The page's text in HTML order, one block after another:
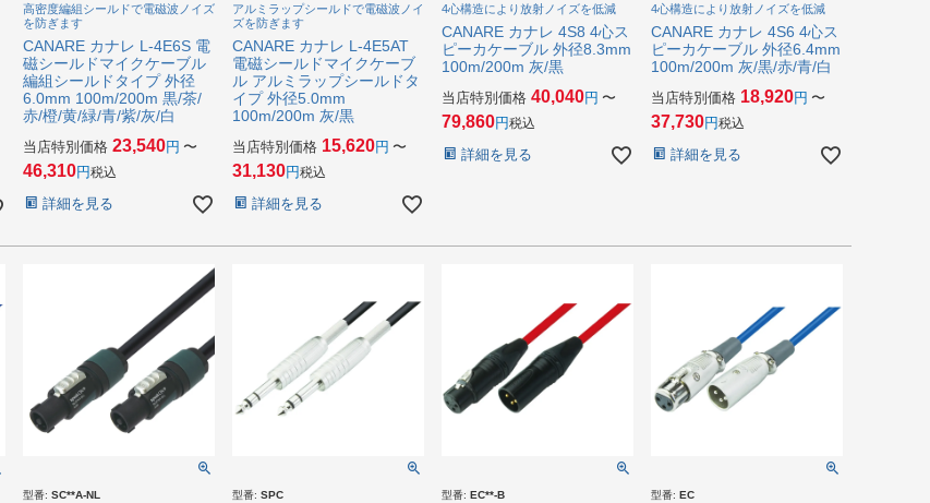
高密度編組シールドで電磁波ノイズ
を防ぎます
CANARE カナレ L-4E6S 電
磁シールドマイクケーブル
編組シールドタイプ 外径
6.0mm 100m/200m 黒/茶/
赤/橙/黄/緑/青/紫/灰/白
当店特別価格 23,540 〜
46,310 税込
詳細を見る
アルミラップシールドで電磁波ノイ
ズを防ぎます
CANARE カナレ L-4E5AT
電磁シールドマイクケーブ
ル アルミラップシールドタ
イプ 外径5.0mm
100m/200m 灰/黒
当店特別価格 15,620 〜
31,130 税込
詳細を見る
4心構造により放射ノイズを低減
CANARE カナレ 4S8 4心ス
ピーカケーブル 外径8.3mm
100m/200m 灰/黒
当店特別価格 40,040 〜
79,860 税込
詳細を見る
4心構造により放射ノイズを低減
CANARE カナレ 4S6 4心ス
ピーカケーブル 外径6.4mm
100m/200m 灰/黒/赤/青/白
当店特別価格 18,920 〜
37,730 税込
詳細を見る
型番: SC**A-NL 型番: SPC 型番: EC**-B 型番: EC